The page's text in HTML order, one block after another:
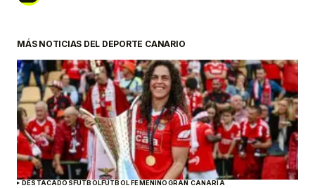
MÁS NOTICIAS DEL DEPORTE CANARIO
DESTACADOSFÚTBOLFÚTBOL FEMENINOGRAN CANARIA